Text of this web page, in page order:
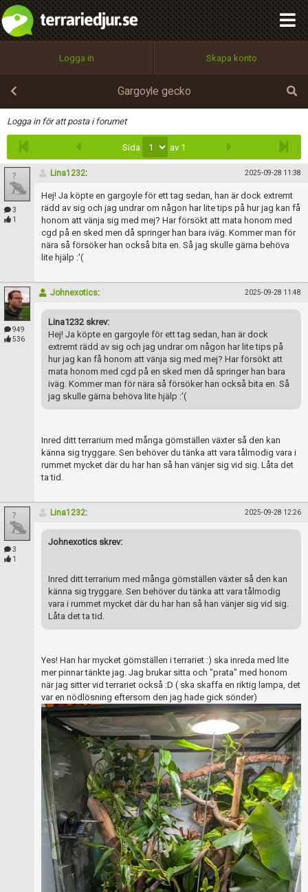
Logga in Skapa konto
Gargoyle gecko
Logga in för att posta i forumet
Sida av 1
3
1
Lina1232: 2025-09-28 11:38
Hej! Ja köpte en gargoyle för ett tag sedan, han är dock extremt
rädd av sig och jag undrar om någon har lite tips på hur jag kan få
honom att vänja sig med mej? Har försökt att mata honom med
cgd på en sked men då springer han bara iväg. Kommer man för
nära så försöker han också bita en. Så jag skulle gärna behöva
lite hjälp :'(
949
536
Johnexotics: 2025-09-28 11:48
Lina1232 skrev:
Hej! Ja köpte en gargoyle för ett tag sedan, han är dock
extremt rädd av sig och jag undrar om någon har lite tips på
hur jag kan få honom att vänja sig med mej? Har försökt att
mata honom med cgd på en sked men då springer han bara
iväg. Kommer man för nära så försöker han också bita en. Så
jag skulle gärna behöva lite hjälp :'(
Inred ditt terrarium med många gömställen växter så den kan
känna sig tryggare. Sen behöver du tänka att vara tålmodig vara i
rummet mycket där du har han så han vänjer sig vid sig. Låta det
ta tid.
3
1
Lina1232: 2025-09-28 12:26
Johnexotics skrev:
Inred ditt terrarium med många gömställen växter så den kan
känna sig tryggare. Sen behöver du tänka att vara tålmodig
vara i rummet mycket där du har han så han vänjer sig vid sig.
Låta det ta tid.
Yes! Han har mycket gömställen i terrariet :) ska inreda med lite
mer pinnar tänkte jag. Jag brukar sitta och "prata" med honom
när jag sitter vid terrariet också :D ( ska skaffa en riktig lampa, det
var en nödlösning eftersom den jag hade gick sönder)
Infoga
Utför
100%
OK
integritetspolicy
Namn:
Epost:
Användarnamn:
Lösenord:
Skapa konto
Begär nytt lösenord
Tillbaka till förstasidan